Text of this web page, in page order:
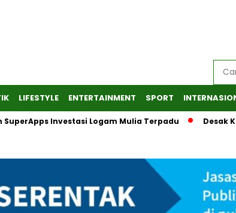
LIFESTYLE ENTERTAINMENT SPORT
Investasi Logam Mulia Terpadu Desak KPK